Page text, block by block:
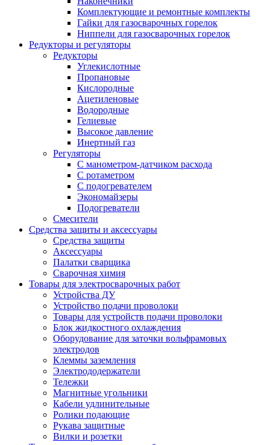
Комплектующие и ремонтные комплекты
Гайки для газосварочных горелок
Ниппели для газосварочных горелок
Редукторы и регуляторы
Редукторы
Углекислотные
Пропановые
Кислородные
Ацетиленовые
Водородные
Гелиевые
Высокое давление
Инертный газ
Регуляторы
С манометром-датчиком расхода
С ротаметром
С подогревателем
Экономайзеры
Подогреватели
Смесители
Средства защиты и аксессуары
Средства защиты
Аксессуары
Палатки сварщика
Сварочная химия
Товары для электросварочных работ
Устройства ДУ
Устройство подачи проволоки
Товары для устройств подачи проволоки
Блок жидкостного охлаждения
Оборудование для заточки вольфрамовых
электродов
Клеммы заземления
Электрододержатели
Тележки
Магнитные угольники
Кабели удлинительные
Ролики подающие
Рукава защитные
Вилки и розетки